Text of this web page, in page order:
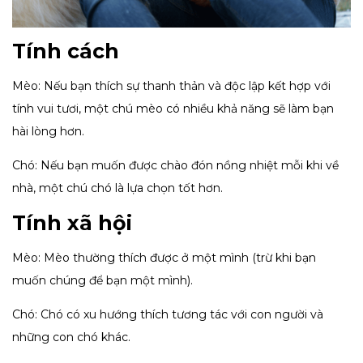
Tính cách
Mèo: Nếu bạn thích sự thanh thản và độc lập kết hợp với
tính vui tươi, một chú mèo có nhiều khả năng sẽ làm bạn
hài lòng hơn.
Chó: Nếu bạn muốn được chào đón nồng nhiệt mỗi khi về
nhà, một chú chó là lựa chọn tốt hơn.
Tính xã hội
Mèo: Mèo thường thích được ở một mình (trừ khi bạn
muốn chúng để bạn một mình).
Chó: Chó có xu hướng thích tương tác với con người và
những con chó khác.